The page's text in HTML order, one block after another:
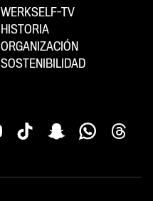
WERKSELF-TV
HISTORIA
ORGANIZACIÓN
SOSTENIBILIDAD